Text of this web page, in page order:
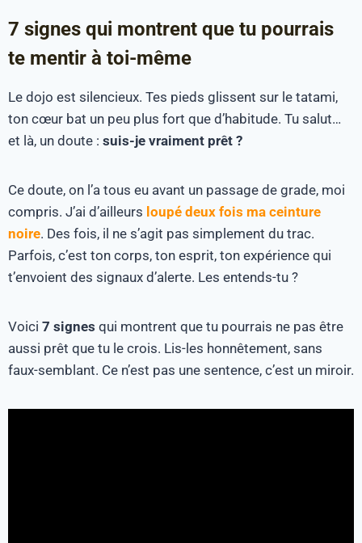
7 signes qui montrent que tu pourrais
te mentir à toi-même
Le dojo est silencieux. Tes pieds glissent sur le tatami,
ton cœur bat un peu plus fort que d’habitude. Tu salut…
et là, un doute : suis-je vraiment prêt ?
Ce doute, on l’a tous eu avant un passage de grade, moi
compris. J’ai d’ailleurs loupé deux fois ma ceinture
noire. Des fois, il ne s’agit pas simplement du trac.
Parfois, c’est ton corps, ton esprit, ton expérience qui
t’envoient des signaux d’alerte. Les entends-tu ?
Voici 7 signes qui montrent que tu pourrais ne pas être
aussi prêt que tu le crois. Lis-les honnêtement, sans
faux-semblant. Ce n’est pas une sentence, c’est un miroir.